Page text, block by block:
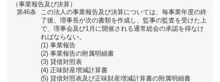
（事業報告及び決算）
第46条
この法人の事業報告及び決算については、毎事業年度の終
了後、理事長が次の書類を作成し、監事の監査を受けた上
で、理事会及び1月に開催される通常総会の承認を得なけ
ればならない。
事業報告
事業報告の附属明細書
貸借対照表
正味財産増減計算書
貸借対照表及び正味財産増減計算書の附属明細書